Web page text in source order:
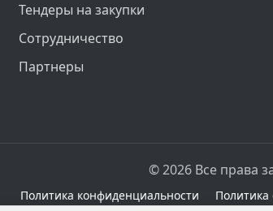
Тендеры на закупки
Сотрудничество
Партнеры
© 2026 Все права
Политика конфиденциальности